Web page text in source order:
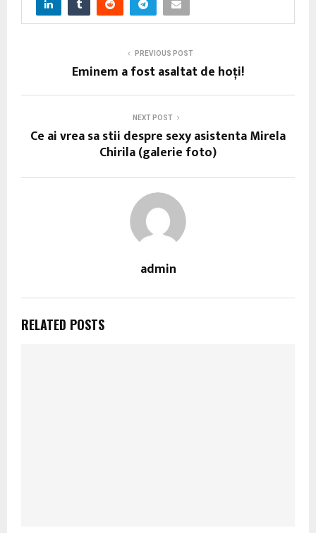
PREVIOUS POST
Eminem a fost asaltat de hoţi!
NEXT POST
Ce ai vrea sa stii despre sexy asistenta Mirela
Chirila (galerie foto)
admin
RELATED POSTS